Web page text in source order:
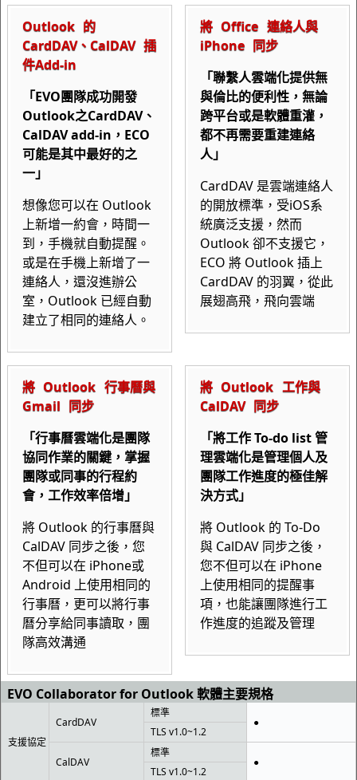
Outlook 的
CardDAV、CalDAV 插
件Add-in
「EVO團隊成功開發
Outlook之CardDAV、
CalDAV add-in，ECO
可能是其中最好的之
一」
想像您可以在 Outlook
上新增一約會，時間一
到，手機就自動提醒。
或是在手機上新增了一
連絡人，還沒進辦公
室，Outlook 已經自動
建立了相同的連絡人。
將 Office 連絡人與
iPhone 同步
「聯繫人雲端化提供無
與倫比的便利性，無論
跨平台或是軟體重灌，
都不再需要重建連絡
人」
CardDAV 是雲端連絡人
的開放標準，受iOS系
統廣泛支援，然而
Outlook 卻不支援它，
ECO 將 Outlook 插上
CardDAV 的羽翼，從此
展翅高飛，飛向雲端
將 Outlook 行事曆與
Gmail 同步
「行事曆雲端化是團隊
協同作業的關鍵，掌握
團隊或同事的行程約
會，工作效率倍增」
將 Outlook 的行事曆與
CalDAV 同步之後，您
不但可以在 iPhone或
Android 上使用相同的
行事曆，更可以將行事
曆分享給同事讀取，團
隊高效溝通
將 Outlook 工作與
CalDAV 同步
「將工作 To-do list 管
理雲端化是管理個人及
團隊工作進度的極佳解
決方式」
將 Outlook 的 To-Do
與 CalDAV 同步之後，
您不但可以在 iPhone
上使用相同的提醒事
項，也能讓團隊進行工
作進度的追蹤及管理
EVO Collaborator for Outlook 軟體主要規格
支援協定
CardDAV
標準
●
TLS v1.0~1.2
CalDAV
標準
●
TLS v1.0~1.2